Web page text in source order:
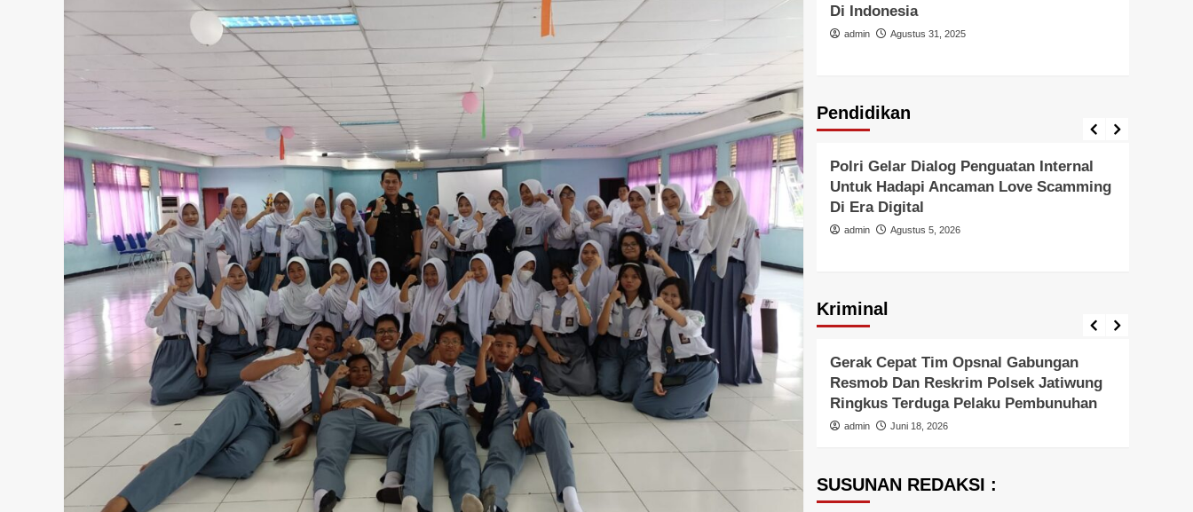
admin Februari 20, 2025
Dalam Gerakan Nurani Bangsa Di
Rumah Griya Gusdur
September 4, 2025
Di Indonesia
admin Agustus 31, 2025
Pendidikan
Pendidikan
DP3AP2KB Kota Tangerang Kolaborasi
Lintas Komunitas Harmoni Gerakan
Bersama,80 Guru SD Mengikuti
admin Juli 31, 2026
Pendidikan
Polri Kerahkan 372 Taruna Akpol
Dampingi Siswa Di 73 Sekolah Rakyat
Bersama Taruna TNI
admin Agustus 5, 2026
Pendidikan
Polri Gelar Dialog Penguatan Internal
Untuk Hadapi Ancaman Love Scamming
Di Era Digital
admin Agustus 5, 2026
Kriminal
Kecelakaan Kriminal
Warga diduga di tabrak mobil sampah,
terjatuh di truk lalu di sengat kabil optic
meninggal di tempat.
admin Juni 11, 2025
Berita Polisi Hukum Kriminal Tangerang Raya
Diduga Kejam Dan Sadis Oknum
Pegawai PPPK Lakukan KDRT Terhadap
Istri Bertahun-tahun
admin Agustus 4, 2026
Berita Polisi
Gerak Cepat Tim Opsnal Gabungan
Resmob Dan Reskrim Polsek Jatiwung
Ringkus Terduga Pelaku Pembunuhan
admin Juni 18, 2026
SUSUNAN REDAKSI :